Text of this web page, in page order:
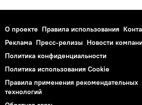
О проекте Правила использования
Реклама Пресс-релизы Новости
Политика конфиденциальности
Политика использования Cookie
Правила применения рекомендательных
технологий